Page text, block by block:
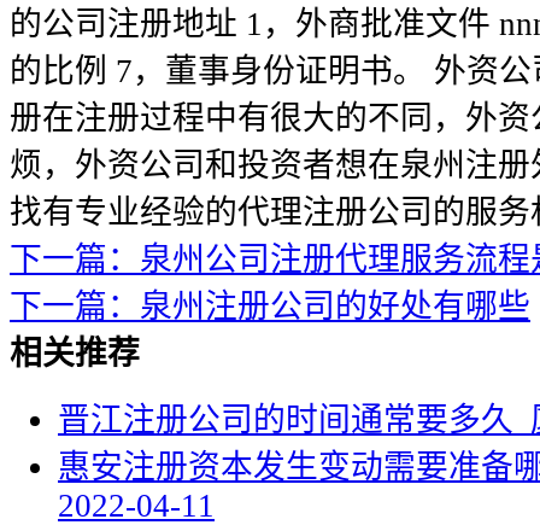
的公司注册地址 1，外商批准文件
的比例 7，董事身份证明书。 外资
册在注册过程中有很大的不同，外
烦，外资公司和投资者想在泉州注
找有专业经验的代理注册公司的服务
下一篇：泉州公司注册代理服务流
下一篇：泉州注册公司的好处有哪些
相关推荐
晋江注册公司的时间通常要多久
惠安注册资本发生变动需要准备
2022-04-11